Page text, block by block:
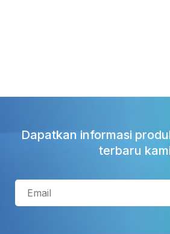
Dapatkan informasi
terbaru